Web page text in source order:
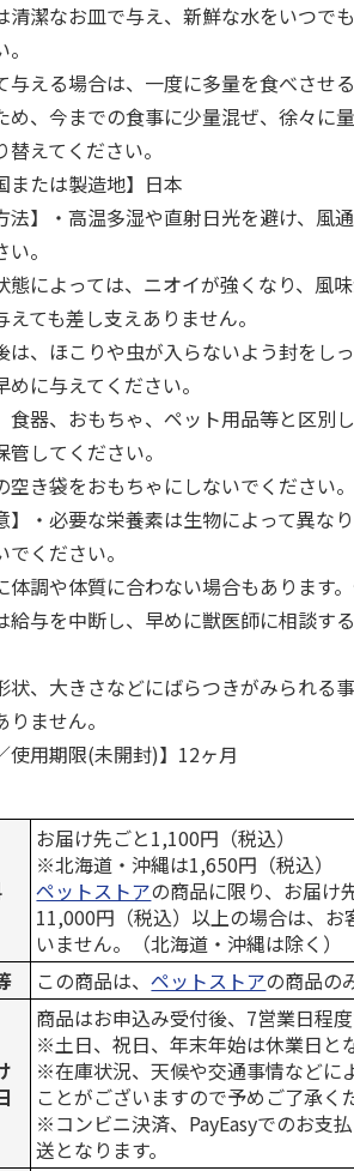
清潔なお皿で与え、新鮮な水をいつで
与える場合は、一度に多量を食べさせ
め、今までの食事に少量混ぜ、徐々に
替えてください。
または製造地】日本
法】・高温多湿や直射日光を避け、風
。
態によっては、ニオイが強くなり、風
えても差し支えありません。
は、ほこりや虫が入らないよう封をし
めに与えてください。
食器、おもちゃ、ペット用品等と区別
管してください。
空き袋をおもちゃにしないでください。
】・必要な栄養素は生物によって異な
ください。
体調や体質に合わない場合もあります
給与を中断し、早めに獣医師に相談す
状、大きさなどにばらつきがみられる
ません。
使用期限(未開封)】12ヶ月
お届け先ごと1,100円（税込）
※北海道・沖縄は1,650円（税込）
ペットストアの商品に限り、お届け
11,000円（税込）以上の場合は、お
いません。（北海道・沖縄は除く）
この商品は、ペットストアの商品の
商品はお申込み受付後、7営業日程度
※土日、祝日、年末年始は休業日と
※在庫状況、天候や交通事情などに
ことがございますので予めご了承く
※コンビニ決済、PayEasyでのお支
送となります。